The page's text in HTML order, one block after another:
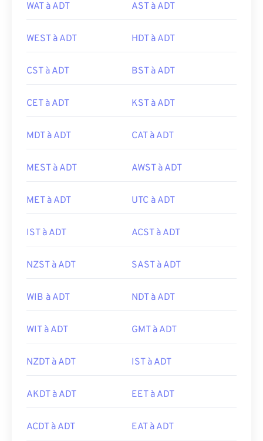
WAT à ADT AST à ADT
WEST à ADT HDT à ADT
CST à ADT BST à ADT
CET à ADT KST à ADT
MDT à ADT CAT à ADT
MEST à ADT AWST à ADT
MET à ADT UTC à ADT
IST à ADT ACST à ADT
NZST à ADT SAST à ADT
WIB à ADT NDT à ADT
WIT à ADT GMT à ADT
NZDT à ADT IST à ADT
AKDT à ADT EET à ADT
ACDT à ADT EAT à ADT